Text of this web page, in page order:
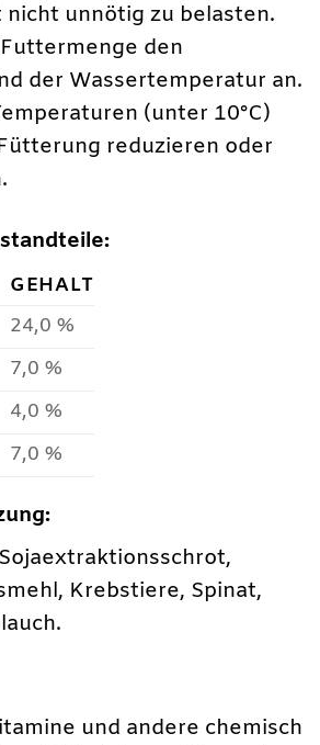
unnötig zu belasten.
den
der Wassertemperatur an.
(unter 10°C)
reduzieren oder
GEHALT
24,0 %
7,0 %
4,0 %
7,0 %
Krebstiere, Spinat,
und andere chemisch